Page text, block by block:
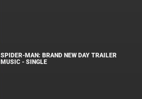
SPIDER-MAN: BRAND NEW DAY TRAILER
MUSIC - SINGLE